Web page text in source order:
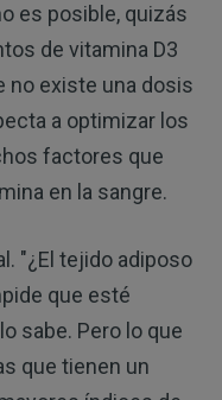
es posible, quizás
de vitamina D3
no existe una dosis
a optimizar los
factores que
en la sangre.
"¿El tejido adiposo
que esté
sabe. Pero lo que
que tienen un